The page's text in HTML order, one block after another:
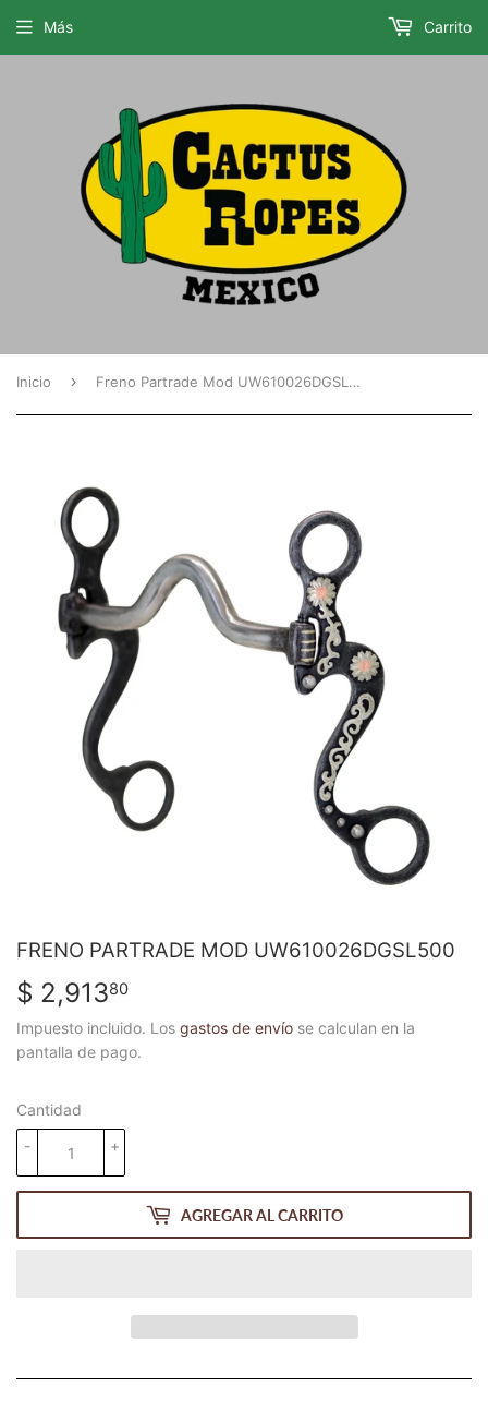
Más Carrito
Inicio › Freno Partrade Mod UW610026DGSL500
FRENO PARTRADE MOD UW610026DGSL500
$ 2,91380
2,913.80
Impuesto incluido. Los gastos de envío se calculan en la
pantalla de pago.
Cantidad
+
-
AGREGAR AL CARRITO